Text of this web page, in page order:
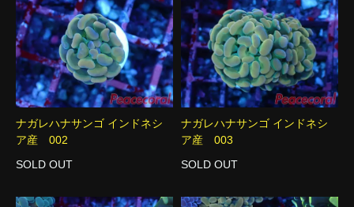
ナガレハナサンゴ インドネシ
ア産 002
SOLD OUT
ナガレハナサンゴ インドネシ
ア産 003
SOLD OUT